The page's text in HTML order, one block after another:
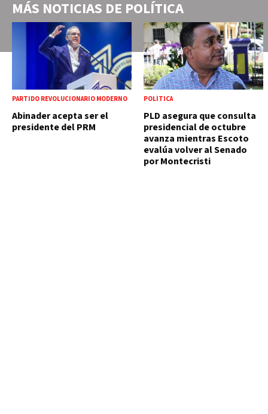
MÁS NOTICIAS DE POLÍTICA
PARTIDO REVOLUCIONARIO MODERNO
Abinader acepta ser el
presidente del PRM
POLÍTICA
PLD asegura que consulta
presidencial de octubre
avanza mientras Escoto
evalúa volver al Senado
por Montecristi